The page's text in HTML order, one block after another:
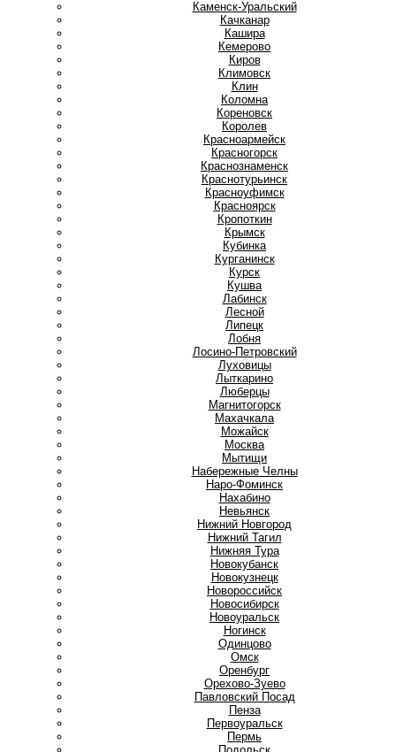
Каменск-Уральский
Качканар
Кашира
Кемерово
Киров
Климовск
Клин
Коломна
Кореновск
Королев
Красноармейск
Красногорск
Краснознаменск
Краснотурьинск
Красноуфимск
Красноярск
Кропоткин
Крымск
Кубинка
Курганинск
Курск
Кушва
Лабинск
Лесной
Липецк
Лобня
Лосино-Петровский
Луховицы
Лыткарино
Люберцы
Магнитогорск
Махачкала
Можайск
Москва
Мытищи
Набережные Челны
Наро-Фоминск
Нахабино
Невьянск
Нижний Новгород
Нижний Тагил
Нижняя Тура
Новокубанск
Новокузнецк
Новороссийск
Новосибирск
Новоуральск
Ногинск
Одинцово
Омск
Оренбург
Орехово-Зуево
Павловский Посад
Пенза
Первоуральск
Пермь